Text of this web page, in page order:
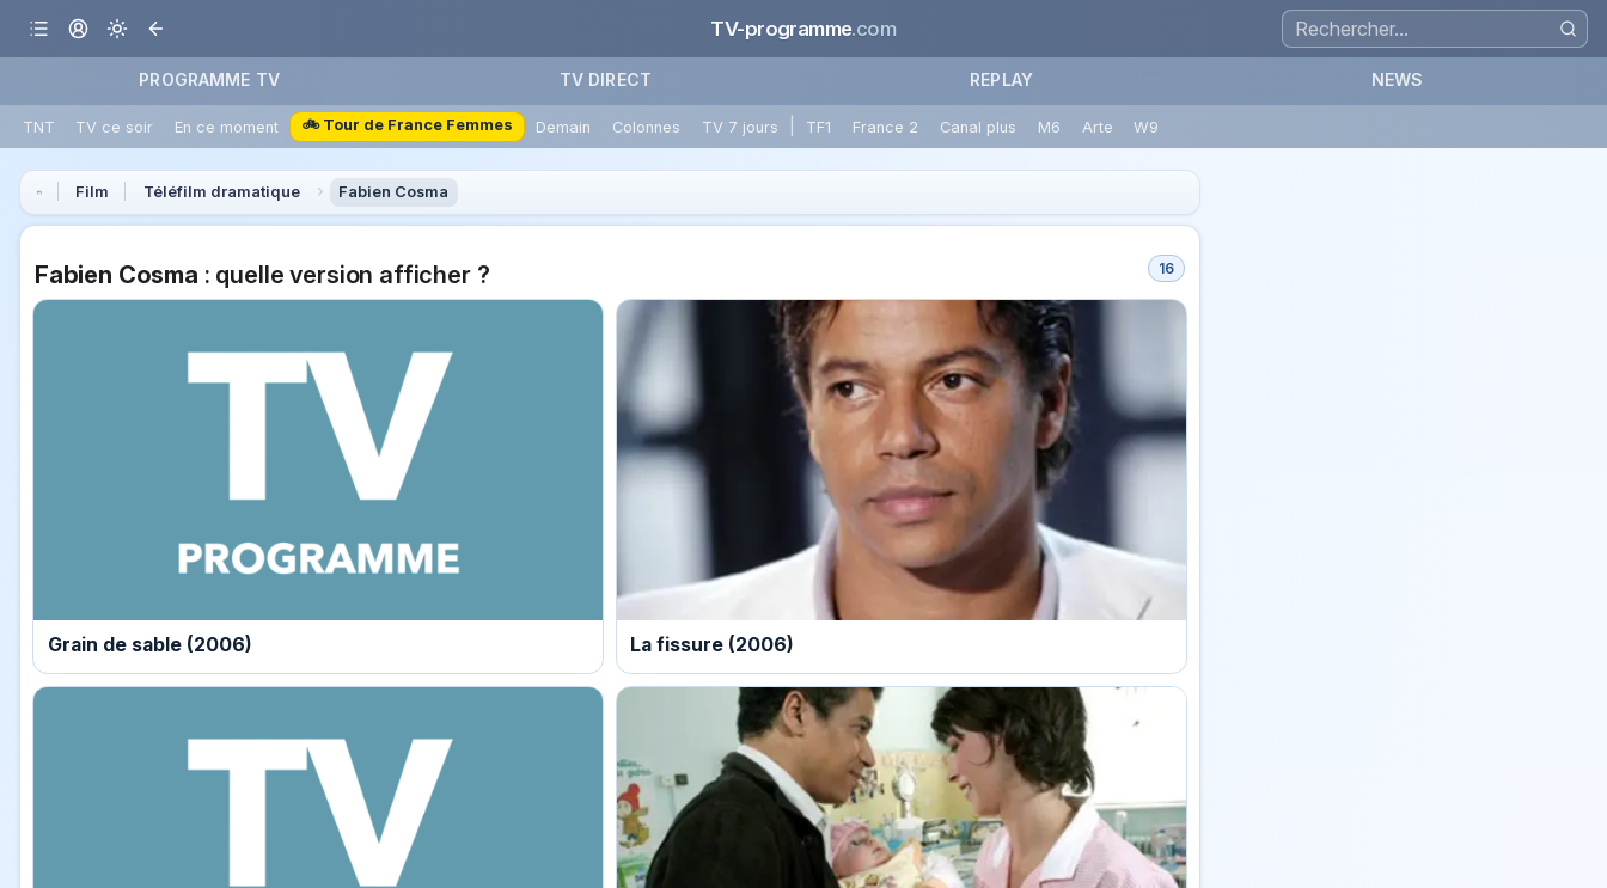
TV-programme.com
PROGRAMME TV TV DIRECT REPLAY NEWS
TNT TV ce soir En ce moment 🚲 Tour de France Femmes Demain Colonnes TV 7 jours TF1 France 2 Canal plus M6 Arte W9
Film Téléfilm dramatique Fabien Cosma
Fabien Cosma : quelle version afficher ? 16
Grain de sable (2006) La fissure (2006)